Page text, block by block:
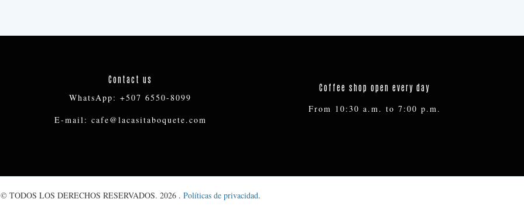
Contact us
WhatsApp: +507 6550-8099
E-mail: cafe@lacasitaboquete.com
Coffee shop open every day
From 10:30 a.m. to 7:00 p.m.
© TODOS LOS DERECHOS RESERVADOS. 2026 . Políticas de privacidad.